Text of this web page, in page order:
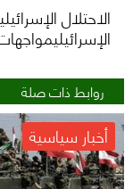
الاحتلال
روابط ذات صلة
أخبار سياسية